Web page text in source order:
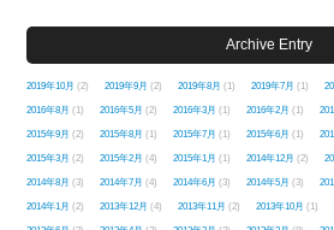
Archive Entry
2019年10月 (2) 2019年9月 (2) 2019年8月 (1) 2019年7月 (1)
2016年8月 (1) 2016年5月 (2) 2016年3月 (1) 2016年2月 (1)
2015年9月 (2) 2015年8月 (1) 2015年7月 (1) 2015年6月 (1)
2015年3月 (2) 2015年2月 (4) 2015年1月 (1) 2014年12月 (2)
2014年8月 (3) 2014年7月 (4) 2014年6月 (3) 2014年5月 (3)
2014年1月 (2) 2013年12月 (4) 2013年11月 (2) 2013年10月 (1)